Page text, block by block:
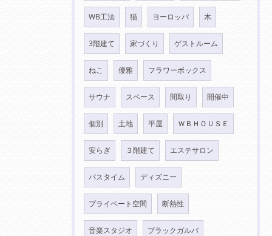
WB工法 猫 ヨーロッパ 木
3階建て 家づくり ゲストルーム
ねこ 優雅 フラワーボックス
サウナ スペース 間取り 開催中
個別 土地 平屋 ＷＢＨＯＵＳＥ
安らぎ ３階建て エステサロン
バスタイム ディズニー
プライベート空間 断熱性
音楽スタジオ ブラックガルバ